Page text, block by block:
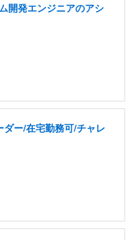
開発エンジニアのアシ
ー/在宅勤務可/チャレ